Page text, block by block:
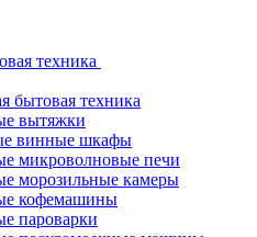
техника
бытовая техника
вытяжки
винные шкафы
микроволновые печи
морозильные камеры
кофемашины
пароварки